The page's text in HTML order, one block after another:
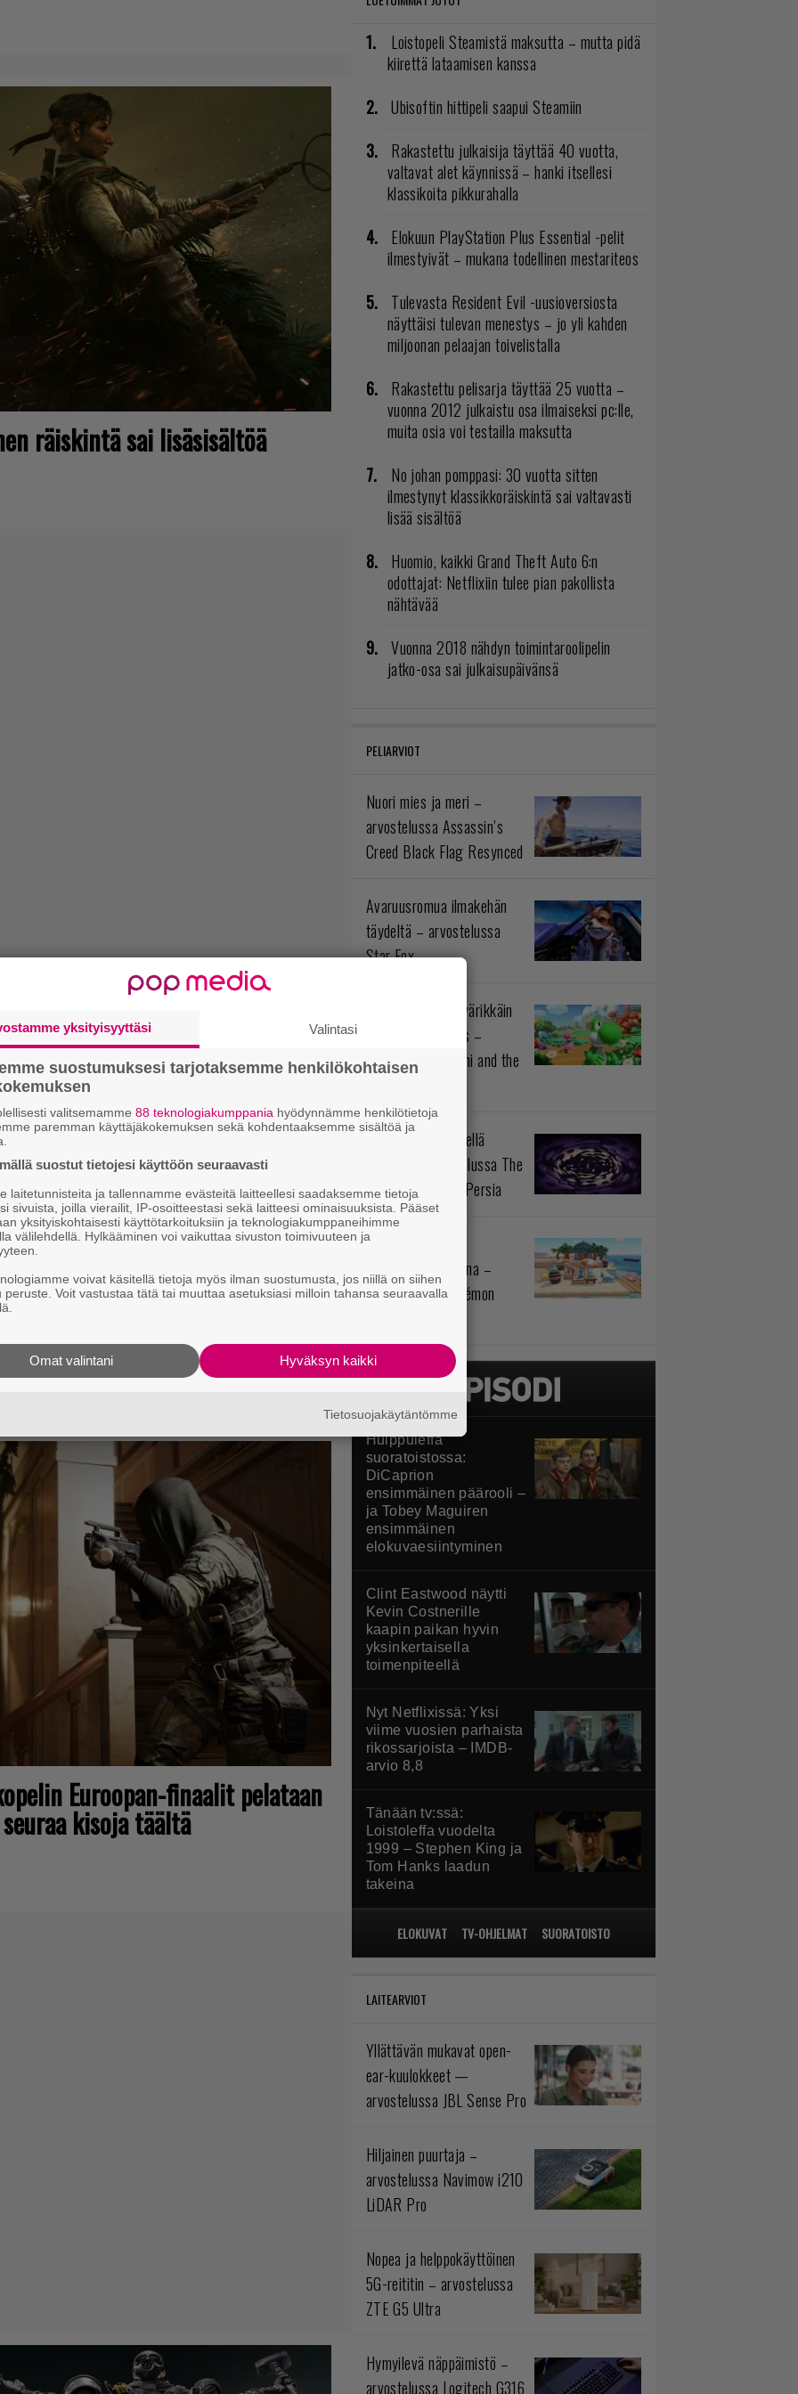
räiskintä sai lisäsisältöä
transsukupuolisen
Euroopan-finaalit pelataan
kisoja täältä
Loistopeli Steamistä maksutta – mutta pidä
kiirettä lataamisen kanssa
Ubisoftin hittipeli saapui Steamiin
Rakastettu julkaisija täyttää 40 vuotta,
valtavat alet käynnissä – hanki itsellesi
klassikoita pikkurahalla
Elokuun PlayStation Plus Essential -pelit
ilmestyivät – mukana todellinen mestariteos
Tulevasta Resident Evil -uusioversiosta
näyttäisi tulevan menestys – jo yli kahden
miljoonan pelaajan toivelistalla
Rakastettu pelisarja täyttää 25 vuotta –
vuonna 2012 julkaistu osa ilmaiseksi pc:lle,
muita osia voi testailla maksutta
No johan pomppasi: 30 vuotta sitten
ilmestynyt klassikkoräiskintä sai valtavasti
lisää sisältöä
Huomio, kaikki Grand Theft Auto 6:n
odottajat: Netflixiin tulee pian pakollista
nähtävää
Vuonna 2018 nähdyn toimintaroolipelin
jatko-osa sai julkaisupäivänsä
PELIARVIOT
Nuori mies ja meri –
arvostelussa Assassin’s
Creed Black Flag Resynced
Avaruusromua ilmakehän
täydeltä – arvostelussa
Star Fox
Ympäristötiedon värikkäin
opintokokonaisuus –
arvostelussa Yoshi and the
Levoton prinssi siellä
odottaa – arvostelussa The
Rogue Prince of Persia
Pokémonit
stressihelpotuksena –
arvostelussa Pokémon
Huippuleffa
suoratoistossa:
DiCaprion
ensimmäinen päärooli –
ja Tobey Maguiren
ensimmäinen
elokuvaesiintyminen
Clint Eastwood näytti
Kevin Costnerille
kaapin paikan hyvin
yksinkertaisella
toimenpiteellä
Nyt Netflixissä: Yksi
viime vuosien parhaista
rikossarjoista – IMDB-
arvio 8,8
Tänään tv:ssä:
Loistoleffa vuodelta
1999 – Stephen King ja
Tom Hanks laadun
takeina
ELOKUVAT TV-OHJELMAT SUORATOISTO
LAITEARVIOT
Yllättävän mukavat open-
ear-kuulokkeet —
arvostelussa JBL Sense Pro
Hiljainen puurtaja –
arvostelussa Navimow i210
LiDAR Pro
Nopea ja helppokäyttöinen
5G-reititin – arvostelussa
ZTE G5 Ultra
Hymyilevä näppäimistö –
arvostelussa Logitech G316
yksityisyyttäsi Valintasi
suostumuksesi tarjotaksemme henkilökohtaisen
valitsemamme 88 teknologiakumppania hyödynnämme henkilötietoja
paremman käyttäjäkokemuksen sekä kohdentaaksemme sisältöä ja
suostut tietojesi käyttöön seuraavasti
laitetunnisteita ja tallennamme evästeitä laitteellesi saadaksemme tietoja
sivuista, joilla vierailit, IP-osoitteestasi sekä laitteesi ominaisuuksista. Pääset
yksityiskohtaisesti käyttötarkoituksiin ja teknologiakumppaneihimme
välilehdellä. Hylkääminen voi vaikuttaa sivuston toimivuuteen ja
voivat käsitellä tietoja myös ilman suostumusta, jos niillä on siihen
peruste. Voit vastustaa tätä tai muuttaa asetuksiasi milloin tahansa seuraavalla
Hyväksyn kaikki
Omat valintani
Tietosuojakäytäntömme